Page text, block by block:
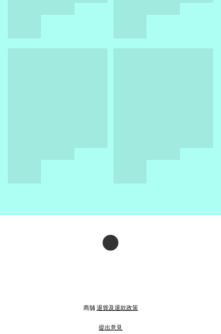
商舖 退貨及退款政策
提出意見